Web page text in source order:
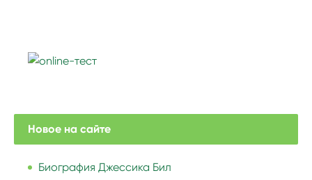
Новое на сайте
Биография Джессика Бил